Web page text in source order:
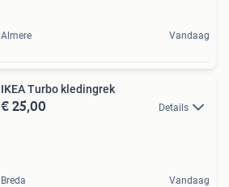
Almere Vandaag
IKEA Turbo kledingrek
€ 25,00 Details
Breda Vandaag